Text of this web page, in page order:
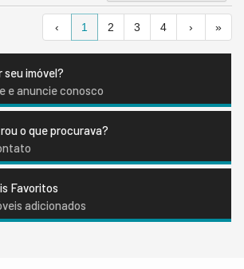
‹ 1 2 3 4 › »
seu imóvel?
e anuncie conosco
o que procurava?
Favoritos
adicionados